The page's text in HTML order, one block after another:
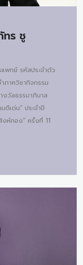
ทร ชู
พทย์ รหัสประจำตัว
ภาควิชากิจกรรม
งวัลธรรมาภิบาล
ดีเด่น” ประจำปี
งห์ทอง” ครั้งที่ 11